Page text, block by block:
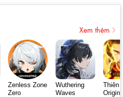
Xem thêm
Zenless Zone
Zero
Wuthering
Waves
Thiên
Origin